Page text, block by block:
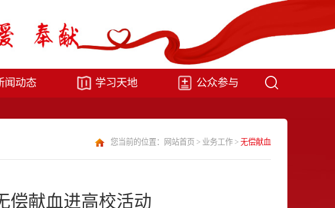
闻动态 学习天地 公众参与
您当前的位置： 网站首页 > 业务工作 >无偿献血
偿献血进高校活动